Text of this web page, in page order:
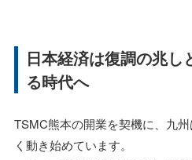
日本経済は復調の兆し
る時代へ
TSMC熊本の開業を契機に、九
く動き始めています。